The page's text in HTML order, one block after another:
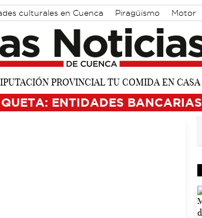
culturales en Cuenca Piragüismo Motor
ENTIDADES BANCARIAS